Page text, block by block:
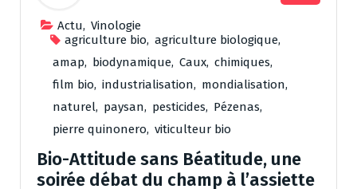
Actu, Vinologie
agriculture bio, agriculture biologique,
amap, biodynamique, Caux, chimiques,
film bio, industrialisation, mondialisation,
naturel, paysan, pesticides, Pézenas,
pierre quinonero, viticulteur bio
Bio-Attitude sans Béatitude, une
soirée débat du champ à l’assiette